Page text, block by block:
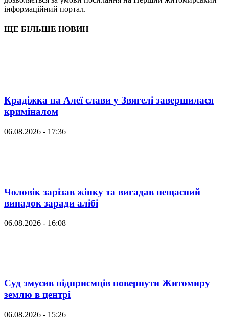
інформаційний портал.
ЩЕ БІЛЬШЕ НОВИН
Крадіжка на Алеї слави у Звягелі завершилася
криміналом
06.08.2026 - 17:36
Чоловік зарізав жінку та вигадав нещасний
випадок заради алібі
06.08.2026 - 16:08
Суд змусив підприємців повернути Житомиру
землю в центрі
06.08.2026 - 15:26